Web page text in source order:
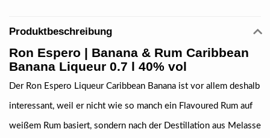
Produktbeschreibung
Ron Espero | Banana & Rum Caribbean
Banana Liqueur 0.7 l 40% vol
Der Ron Espero Liqueur Caribbean Banana ist vor allem deshalb
interessant, weil er nicht wie so manch ein Flavoured Rum auf
weißem Rum basiert, sondern nach der Destillation aus Melasse